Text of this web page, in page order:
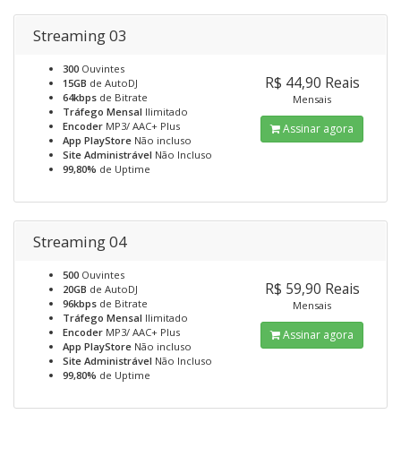
Streaming 03
300 Ouvintes
15GB de AutoDJ
64kbps de Bitrate
Tráfego Mensal Ilimitado
Encoder MP3/ AAC+ Plus
App PlayStore Não incluso
Site Administrável Não Incluso
99,80% de Uptime
R$ 44,90 Reais
Mensais
Assinar agora
Streaming 04
500 Ouvintes
20GB de AutoDJ
96kbps de Bitrate
Tráfego Mensal Ilimitado
Encoder MP3/ AAC+ Plus
App PlayStore Não incluso
Site Administrável Não Incluso
99,80% de Uptime
R$ 59,90 Reais
Mensais
Assinar agora